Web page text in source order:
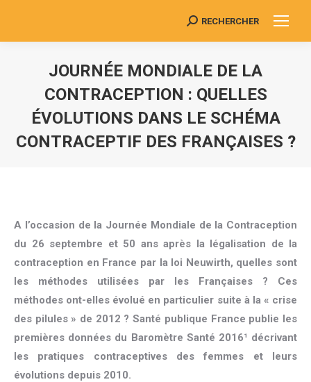
Search:
RECHERCHER
JOURNÉE MONDIALE DE LA
CONTRACEPTION : QUELLES
ÉVOLUTIONS DANS LE SCHÉMA
CONTRACEPTIF DES FRANÇAISES ?
A l’occasion de la Journée Mondiale de la Contraception
du 26 septembre et 50 ans après la légalisation de la
contraception en France par la loi Neuwirth, quelles sont
les méthodes utilisées par les Françaises ? Ces
méthodes ont-elles évolué en particulier suite à la « crise
des pilules » de 2012 ? Santé publique France publie les
premières données du Baromètre Santé 2016¹ décrivant
les pratiques contraceptives des femmes et leurs
évolutions depuis 2010.